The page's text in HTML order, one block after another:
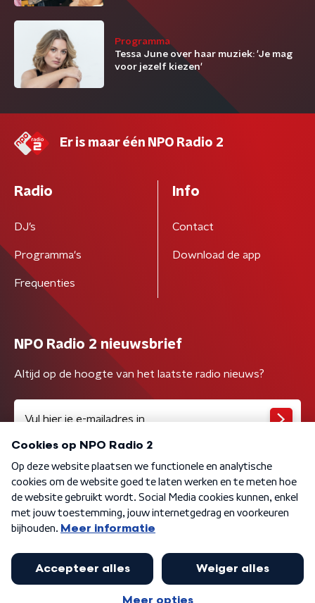
Programma
Tessa June over haar muziek: 'Je mag
voor jezelf kiezen'
Er is maar één NPO Radio 2
Radio
DJ’s
Programma's
Frequenties
Info
Contact
Download de app
NPO Radio 2 nieuwsbrief
Altijd op de hoogte van het laatste radio nieuws?
Algemene voorwaarden